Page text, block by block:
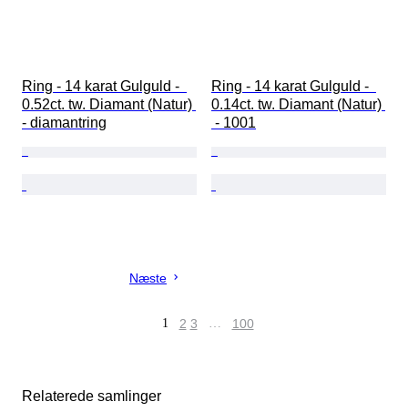
Ring - 14 karat Gulguld -
0.52ct. tw. Diamant (Natur)
- diamantring
Ring - 14 karat Gulguld -
0.14ct. tw. Diamant (Natur)
- 1001
Næste
1 2 3 … 100
Relaterede samlinger